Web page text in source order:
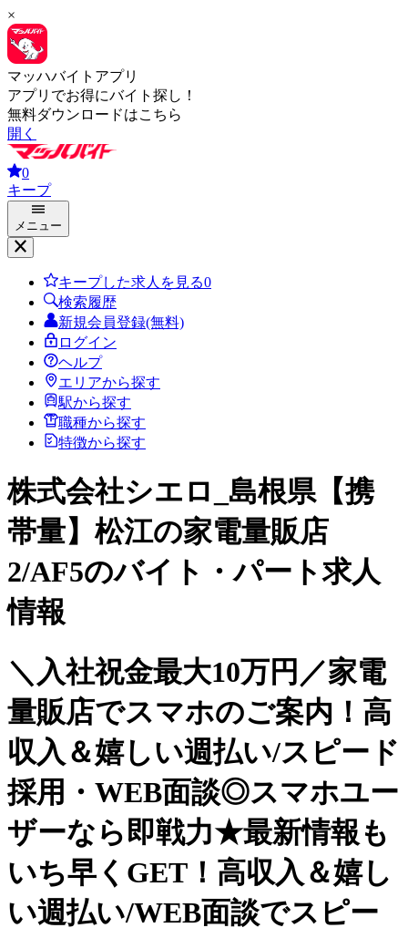
×
マッハバイトアプリ
アプリでお得にバイト探し！
無料ダウンロードはこちら
開く
0
キープ
メニュー
キープした求人を見る0
検索履歴
新規会員登録(無料)
ログイン
ヘルプ
エリアから探す
駅から探す
職種から探す
特徴から探す
株式会社シエロ_島根県【携
帯量】松江の家電量販店
2/AF5のバイト・パート求人
情報
＼入社祝金最大10万円／家電
量販店でスマホのご案内！高
収入＆嬉しい週払い/スピード
採用・WEB面談◎スマホユー
ザーなら即戦力★最新情報も
いち早くGET！高収入＆嬉し
い週払い/WEB面談でスピー